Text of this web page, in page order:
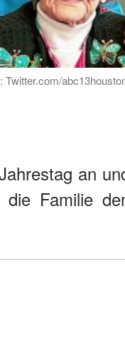
an
Familie